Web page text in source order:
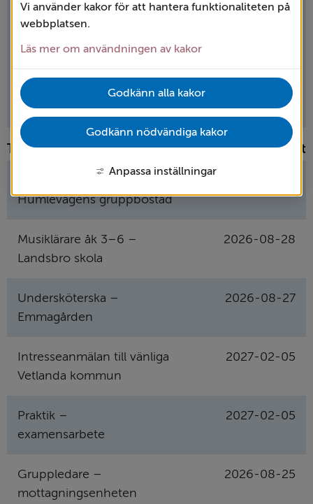
Vi använder kakor för att hantera funktionaliteten på
webbplatsen.
Läs mer om användningen av kakor
Godkänn alla kakor
Godkänn nödvändiga kakor
Anpassa inställningar
Sök
yrkesområden
Tjänst Ansök senast
Humlevägens gruppbostad
Musiklärare åk 3–6 –
Landsbro skola
2026-08-28
Undersköterska –
Emmagården
2026-08-27
Intresseanmälan till vänliga
Vetlanda kommun
2027-02-05
Praktik –
examensarbete
2027-02-05
Gruppledare –
mottagningsenheten
2026-08-25